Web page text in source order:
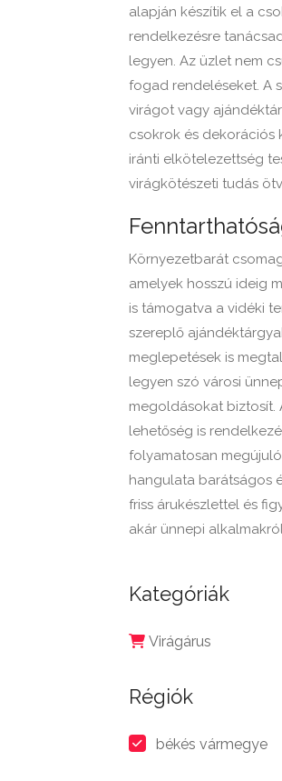
alapján készítik el a
rendelkezésre
legyen. Az üzlet nem
fogad rendeléseket. A
virágot vagy
csokrok és dekorációs
iránti elkötelezettség
virágkötészeti tudás
Környezetbarát
amelyek hosszú ideig
is támogatva a vidéki
szereplő
meglepetések is
legyen szó városi
megoldásokat biztosít.
lehetőség is
folyamatosan
hangulata barátságos
friss árukészlettel és
akár ünnepi
Kategóriák
Virágárus
Régiók
békés vármegye